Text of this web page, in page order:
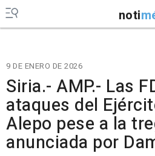
noti
9 DE ENERO DE 2026
Siria.- AMP.- Las
ataques del
Alepo pese a la
anunciada por